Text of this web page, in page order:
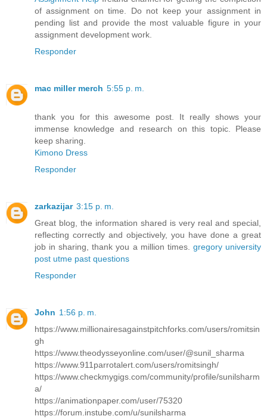
of assignment on time. Do not keep your assignment in
pending list and provide the most valuable figure in your
assignment development work.
Responder
mac miller merch 5:55 p. m.
thank you for this awesome post. It really shows your
immense knowledge and research on this topic. Please
keep sharing.
Kimono Dress
Responder
zarkazijar 3:15 p. m.
Great blog, the information shared is very real and special,
reflecting correctly and objectively, you have done a great
job in sharing, thank you a million times. gregory university
post utme past questions
Responder
John 1:56 p. m.
https://www.millionairesagainstpitchforks.com/users/romitsin
gh
https://www.theodysseyonline.com/user/@sunil_sharma
https://www.911parrotalert.com/users/romitsingh/
https://www.checkmygigs.com/community/profile/sunilsharm
a/
https://animationpaper.com/user/75320
https://forum.instube.com/u/sunilsharma